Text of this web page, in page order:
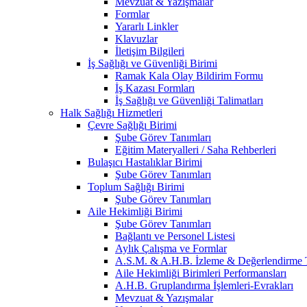
Formlar
Yararlı Linkler
Klavuzlar
İletişim Bilgileri
İş Sağlığı ve Güvenliği Birimi
Ramak Kala Olay Bildirim Formu
İş Kazası Formları
İş Sağlığı ve Güvenliği Talimatları
Halk Sağlığı Hizmetleri
Çevre Sağlığı Birimi
Şube Görev Tanımları
Eğitim Materyalleri / Saha Rehberleri
Bulaşıcı Hastalıklar Birimi
Şube Görev Tanımları
Toplum Sağlığı Birimi
Şube Görev Tanımları
Aile Hekimliği Birimi
Şube Görev Tanımları
Bağlantı ve Personel Listesi
Aylık Çalışma ve Formlar
A.S.M. & A.H.B. İzleme & Değerlendirme
Aile Hekimliği Birimleri Performansları
A.H.B. Gruplandırma İşlemleri-Evrakları
Mevzuat & Yazışmalar